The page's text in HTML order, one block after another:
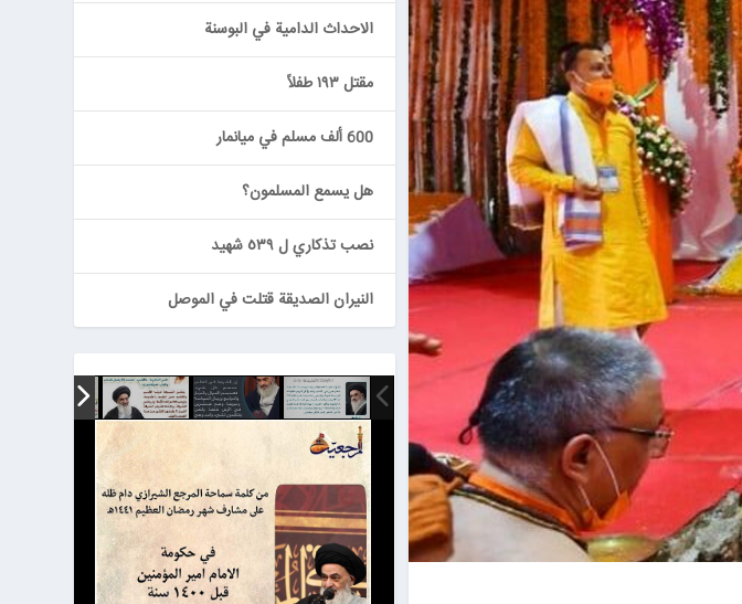
الاحداث الدامية في البوسنة
مقتل ١٩٣ طفلاً
600 ألف مسلم في ميانمار
هل يسمع المسلمون؟
نصب تذكاري ل ٥٣٩ شهيد
النيران الصديقة قتلت في الموصل